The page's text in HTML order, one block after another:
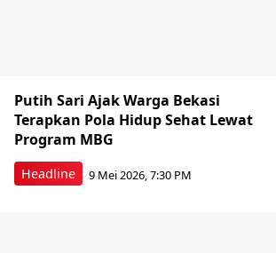
Headline
Putih Sari Ajak Warga Bekasi
Terapkan Pola Hidup Sehat Lewat
Program MBG
9 Mei 2026, 7:30 PM